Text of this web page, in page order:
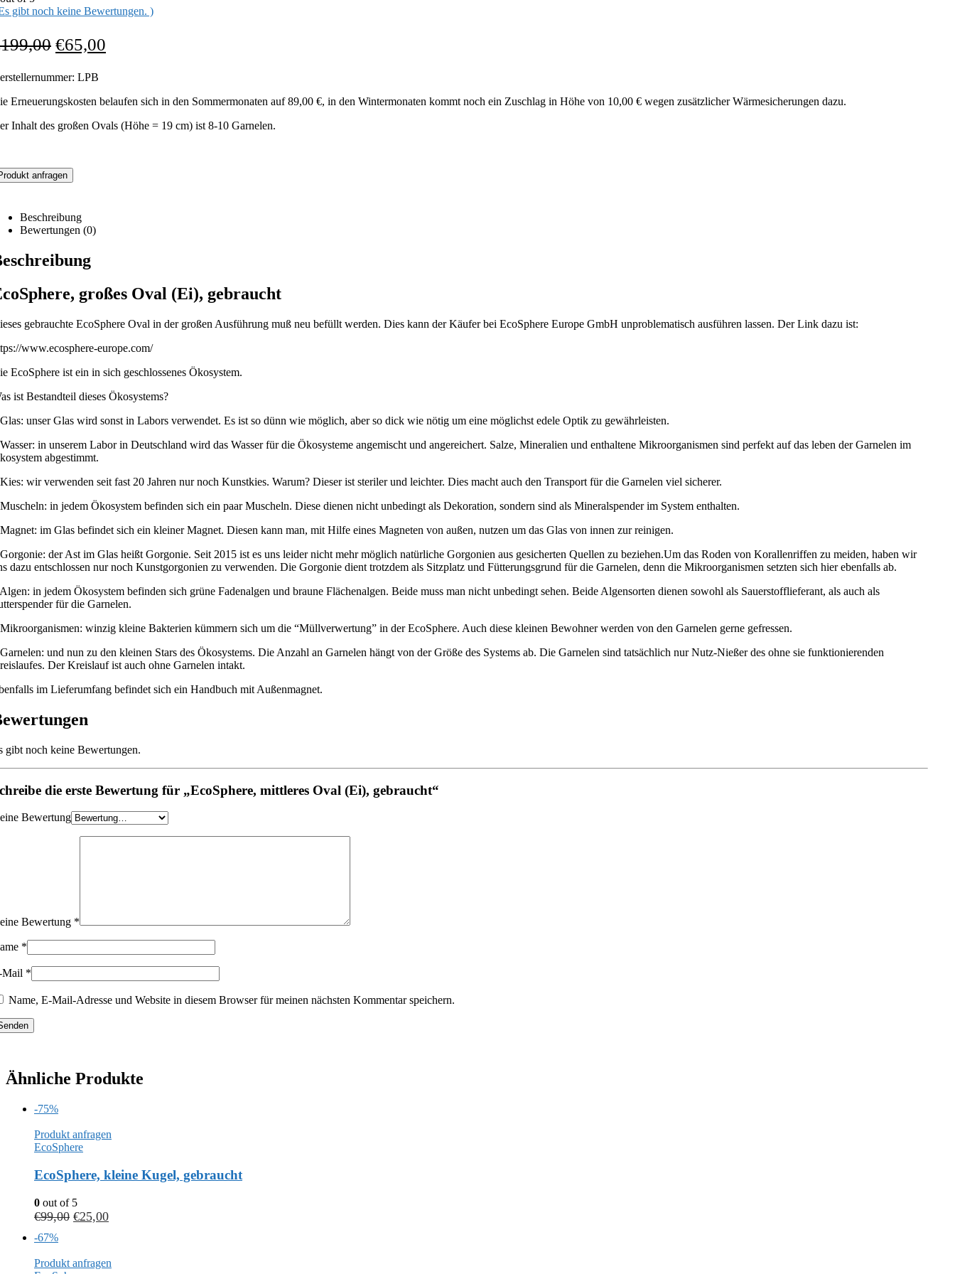
gibt noch keine Bewertungen. )
199,00 €65,00
LPB
Erneuerungskosten belaufen sich in den Sommermonaten auf 89,00 €, in den Wintermonaten kommt noch ein Zuschlag in Höhe von 10,00 € wegen zusätzlicher Wärmesicherungen dazu.
Inhalt des großen Ovals (Höhe = 19 cm) ist 8-10 Garnelen.
anfragen
Beschreibung
Bewertungen (0)
großes Oval (Ei), gebraucht
gebrauchte EcoSphere Oval in der großen Ausführung muß neu befüllt werden. Dies kann der Käufer bei EcoSphere Europe GmbH unproblematisch ausführen lassen. Der Link dazu ist:
www.ecosphere-europe.com/
EcoSphere ist ein in sich geschlossenes Ökosystem.
ist Bestandteil dieses Ökosystems?
unser Glas wird sonst in Labors verwendet. Es ist so dünn wie möglich, aber so dick wie nötig um eine möglichst edele Optik zu gewährleisten.
in unserem Labor in Deutschland wird das Wasser für die Ökosysteme angemischt und angereichert. Salze, Mineralien und enthaltene Mikroorganismen sind perfekt auf das leben der Garnelen im
abgestimmt.
wir verwenden seit fast 20 Jahren nur noch Kunstkies. Warum? Dieser ist steriler und leichter. Dies macht auch den Transport für die Garnelen viel sicherer.
in jedem Ökosystem befinden sich ein paar Muscheln. Diese dienen nicht unbedingt als Dekoration, sondern sind als Mineralspender im System enthalten.
im Glas befindet sich ein kleiner Magnet. Diesen kann man, mit Hilfe eines Magneten von außen, nutzen um das Glas von innen zur reinigen.
der Ast im Glas heißt Gorgonie. Seit 2015 ist es uns leider nicht mehr möglich natürliche Gorgonien aus gesicherten Quellen zu beziehen.Um das Roden von Korallenriffen zu meiden, haben wir
dazu entschlossen nur noch Kunstgorgonien zu verwenden. Die Gorgonie dient trotzdem als Sitzplatz und Fütterungsgrund für die Garnelen, denn die Mikroorganismen setzten sich hier ebenfalls ab.
in jedem Ökosystem befinden sich grüne Fadenalgen und braune Flächenalgen. Beide muss man nicht unbedingt sehen. Beide Algensorten dienen sowohl als Sauerstofflieferant, als auch als
für die Garnelen.
winzig kleine Bakterien kümmern sich um die “Müllverwertung” in der EcoSphere. Auch diese kleinen Bewohner werden von den Garnelen gerne gefressen.
und nun zu den kleinen Stars des Ökosystems. Die Anzahl an Garnelen hängt von der Größe des Systems ab. Die Garnelen sind tatsächlich nur Nutz-Nießer des ohne sie funktionierenden
Der Kreislauf ist auch ohne Garnelen intakt.
im Lieferumfang befindet sich ein Handbuch mit Außenmagnet.
gibt noch keine Bewertungen.
die erste Bewertung für „EcoSphere, mittleres Oval (Ei), gebraucht“
Bewertung
Bewertung *
*
Mail *
Name, E-Mail-Adresse und Website in diesem Browser für meinen nächsten Kommentar speichern.
Ähnliche Produkte
-75%
Produkt anfragen
EcoSphere
EcoSphere, kleine Kugel, gebraucht
0 out of 5
€99,00 €25,00
-67%
Produkt anfragen